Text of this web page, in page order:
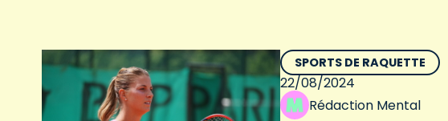
SPORTS DE RAQUETTE
22/08/2024
Rédaction Mental